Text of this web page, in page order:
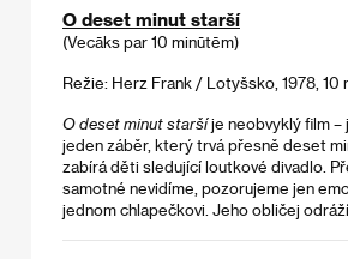
O deset minut starší
(Vecāks par 10 minūtēm)
Režie: Herz Frank / Lotyšsko, 1978, 10
O deset minut staršíje neobvyklý film –
jeden záběr, který trvá přesně deset
zabírá děti sledující loutkové divadlo.
samotné nevidíme, pozorujeme jen
jednom chlapečkovi. Jeho obličej odráží